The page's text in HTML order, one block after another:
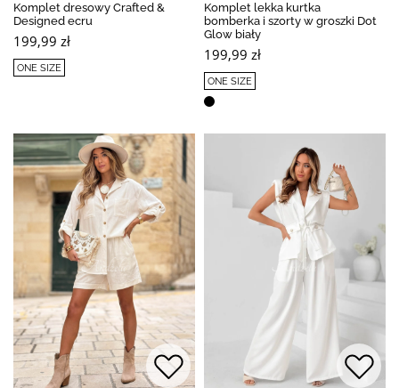
Komplet dresowy Crafted &
Designed ecru
199,99 zł
ONE SIZE
Komplet lekka kurtka
bomberka i szorty w groszki Dot
Glow biały
199,99 zł
ONE SIZE